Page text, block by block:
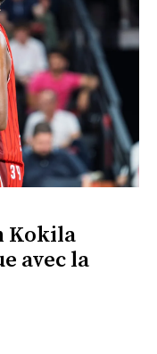
Kokila
avec la